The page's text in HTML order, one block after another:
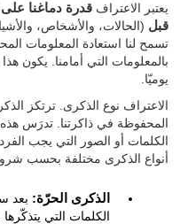
يعتبر الاعترافقدرة دماغنا
قبل (الحالات، والأشخاص،
تسمح لنا استعادة المعلومات
بالمعلومات التي أمامنا. يكون
يوميّا.
الاعتراف نوع الذكرى. ترتكز
المحفوظة في ذاكرتنا. تدرَس
الكلمات أو الصور التي يجب
أنواع الذكرى مختلفة بحسب
الذكرى الحرّة: بعد
الكلمات التي